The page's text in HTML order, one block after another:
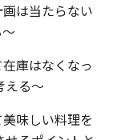
は当たらない
庫はなくなっ
える～
味しい料理を